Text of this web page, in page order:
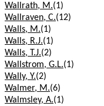
Wallrath, M.(1)
Wallraven, C.(12)
Walls, M.(1)
Walls, R.J.(1)
Walls, T.J.(2)
Wallstrom, G.L.(1)
Wally, Y.(2)
Walmer, M.(6)
Walmsley, A.(1)